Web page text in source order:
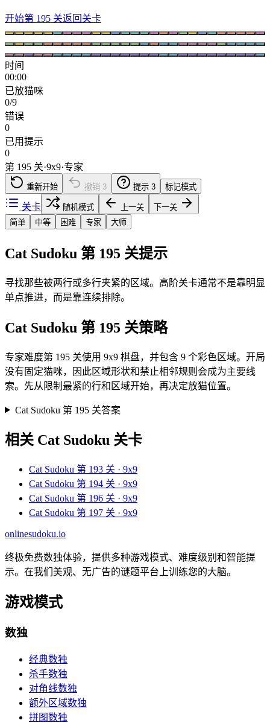
开始第 195 关返回关卡
时间
00:00
已放猫咪
0/9
错误
0
已用提示
0
第 195 关·9x9·专家
重新开始 撤销 3 提示 3 标记模式
关卡 随机模式 上一关
下一关
简单
中等 困难 专家 大师
Cat Sudoku 第 195 关提示
寻找那些被两行或多行夹紧的区域。高阶关卡通常不是靠明显
单点推进，而是靠连续排除。
Cat Sudoku 第 195 关策略
专家难度第 195 关使用 9x9 棋盘，并包含 9 个彩色区域。开局
没有固定猫咪，因此区域形状和禁止相邻规则会成为主要线
索。先从限制最紧的行和区域开始，再决定放猫位置。
Cat Sudoku 第 195 关答案
相关 Cat Sudoku 关卡
Cat Sudoku 第 193 关 · 9x9
Cat Sudoku 第 194 关 · 9x9
Cat Sudoku 第 196 关 · 9x9
Cat Sudoku 第 197 关 · 9x9
onlinesudoku.io
终极免费数独体验，提供多种游戏模式、难度级别和智能提
示。在我们美观、无广告的谜题平台上训练您的大脑。
游戏模式
数独
经典数独
杀手数独
对角线数独
额外区域数独
拼图数独